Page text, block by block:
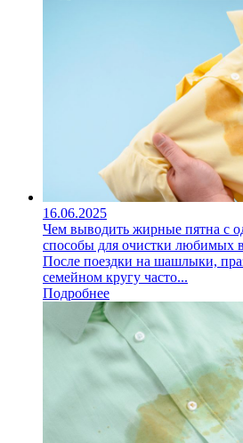
16.06.2025
Чем выводить жирные пятна с
способы для очистки любимых
После поездки на шашлыки,
семейном кругу часто...
Подробнее